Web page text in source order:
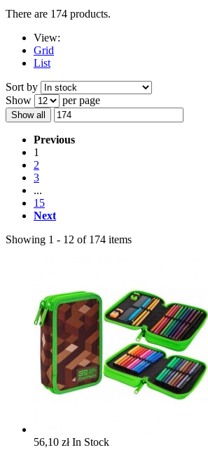
There are 174 products.
View:
Grid
List
Sort by
Show
per page
Show all
Previous
1
2
3
...
15
Next
Showing 1 - 12 of 174 items
56,10 złIn Stock